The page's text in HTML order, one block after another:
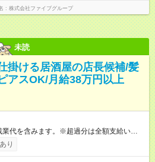
株式会社ファイブグループ
未読
掛ける居酒屋の店長候補/髪
アスOK/月給38万円以上
代を含みます。※超過分は全額支給いたし
58,282円／月 みなし残業時間 36時間／月
による ■賞与あり ■前払い賞与あり
り